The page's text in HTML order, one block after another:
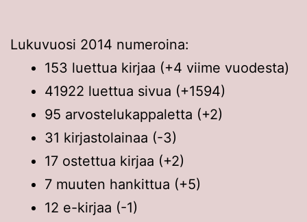
Lukuvuosi 2014 numeroina:
153 luettua kirjaa (+4 viime vuodesta)
41922 luettua sivua (+1594)
95 arvostelukappaletta (+2)
31 kirjastolainaa (-3)
17 ostettua kirjaa (+2)
7 muuten hankittua (+5)
12 e-kirjaa (-1)